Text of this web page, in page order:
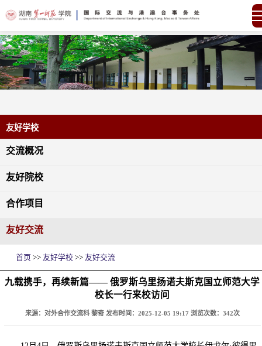
友好学校
交流概况
友好院校
合作项目
友好交流
首页>> 友好学校>> 友好交流
九载携手，再续新篇—— 俄罗斯乌里扬诺夫斯克国立师范大学
校长一行来校访问
来源：对外合作交流科 黎奇 发布时间：2025-12-05 19:17浏览次数： 342次